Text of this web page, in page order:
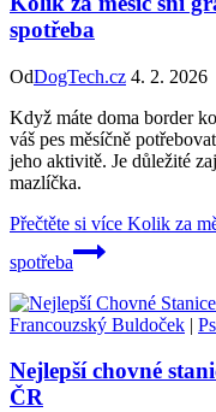
spotřeba
OdDogTech.cz 4. 2. 2026
Když máte doma border
váš pes měsíčně
jeho aktivitě. Je důležité
mazlíčka.
Přečtěte si více Kolik za
spotřeba
Francouzský Buldoček |
Nejlepší chovné
ČR